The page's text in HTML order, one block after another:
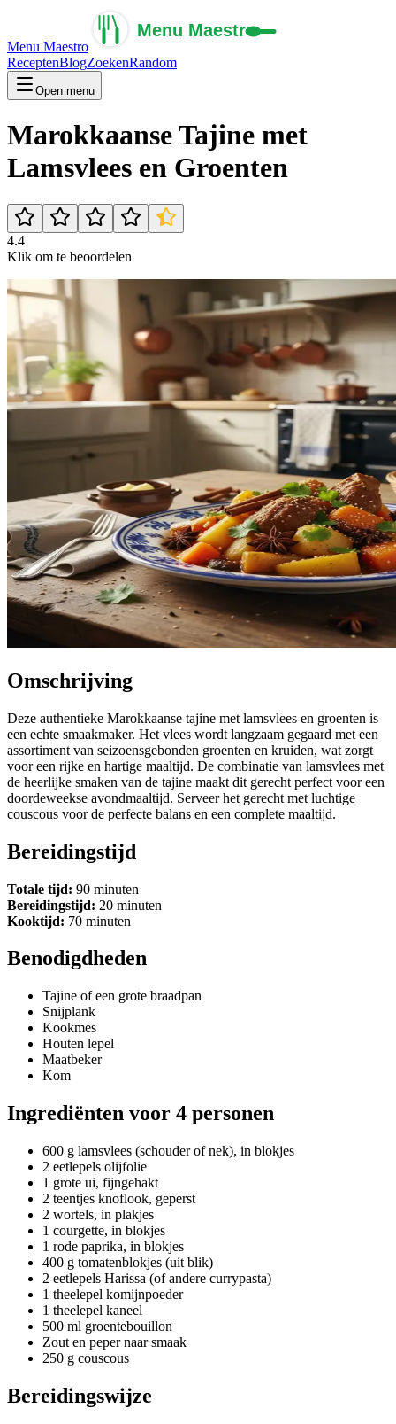
Menu Maestro
ReceptenBlogZoekenRandom
Open menu
Marokkaanse Tajine met
Lamsvlees en Groenten
4.4
Klik om te beoordelen
Omschrijving
Deze authentieke Marokkaanse tajine met lamsvlees en groenten is
een echte smaakmaker. Het vlees wordt langzaam gegaard met een
assortiment van seizoensgebonden groenten en kruiden, wat zorgt
voor een rijke en hartige maaltijd. De combinatie van lamsvlees met
de heerlijke smaken van de tajine maakt dit gerecht perfect voor een
doordeweekse avondmaaltijd. Serveer het gerecht met luchtige
couscous voor de perfecte balans en een complete maaltijd.
Bereidingstijd
Totale tijd: 90 minuten
Bereidingstijd: 20 minuten
Kooktijd: 70 minuten
Benodigdheden
Tajine of een grote braadpan
Snijplank
Kookmes
Houten lepel
Maatbeker
Kom
Ingrediënten voor 4 personen
600 g lamsvlees (schouder of nek), in blokjes
2 eetlepels olijfolie
1 grote ui, fijngehakt
2 teentjes knoflook, geperst
2 wortels, in plakjes
1 courgette, in blokjes
1 rode paprika, in blokjes
400 g tomatenblokjes (uit blik)
2 eetlepels Harissa (of andere currypasta)
1 theelepel komijnpoeder
1 theelepel kaneel
500 ml groentebouillon
Zout en peper naar smaak
250 g couscous
Bereidingswijze